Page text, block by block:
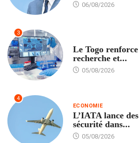
06/08/2026
3
Le Togo renforce
recherche et...
05/08/2026
4
ECONOMIE
L’IATA lance
sécurité dans...
05/08/2026